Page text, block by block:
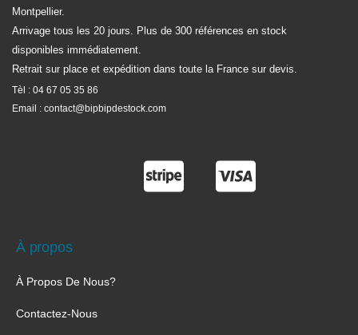
Montpellier.
Arrivage tous les 20 jours. Plus de 300 références en stock
disponibles immédiatement.
Retrait sur place et expédition dans toute la France sur devis.
Tèl : 04 67 05 35 86
Email : contact@bipbipdestock.com
À propos
À Propos De Nous?
Contactez-Nous